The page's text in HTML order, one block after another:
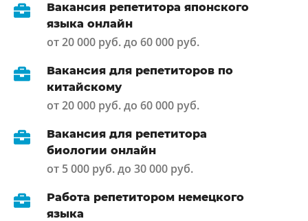
Вакансия репетитора японского
языка онлайн
от 20 000 руб. до 60 000 руб.
Вакансия для репетиторов по
китайскому
от 20 000 руб. до 60 000 руб.
Вакансия для репетитора
биологии онлайн
от 5 000 руб. до 30 000 руб.
Работа репетитором немецкого
языка